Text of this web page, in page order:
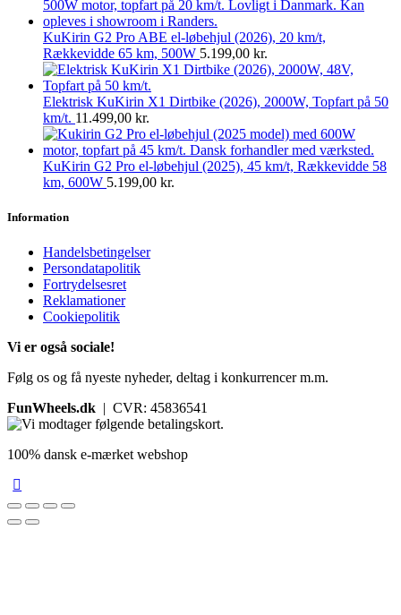
KuKirin G2 Pro ABE el-løbehjul (2026), 20 km/t,
Rækkevidde 65 km, 500W 5.199,00 kr.
Elektrisk KuKirin X1 Dirtbike (2026), 2000W, Topfart på 50
km/t. 11.499,00 kr.
KuKirin G2 Pro el-løbehjul (2025), 45 km/t, Rækkevidde 58
km, 600W 5.199,00 kr.
Information
Handelsbetingelser
Persondatapolitik
Fortrydelsesret
Reklamationer
Cookiepolitik
Vi er også sociale!
Følg os og få nyeste nyheder, deltag i konkurrencer m.m.
FunWheels.dk | CVR: 45836541
100% dansk e-mærket webshop